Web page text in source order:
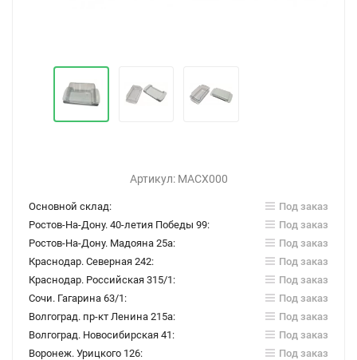
Артикул: МАСХ000
Основной склад:
Под заказ
Ростов-На-Дону. 40-летия Победы 99:
Под заказ
Ростов-На-Дону. Мадояна 25а:
Под заказ
Краснодар. Северная 242:
Под заказ
Краснодар. Российская 315/1:
Под заказ
Сочи. Гагарина 63/1:
Под заказ
Волгоград. пр-кт Ленина 215а:
Под заказ
Волгоград. Новосибирская 41:
Под заказ
Воронеж. Урицкого 126:
Под заказ